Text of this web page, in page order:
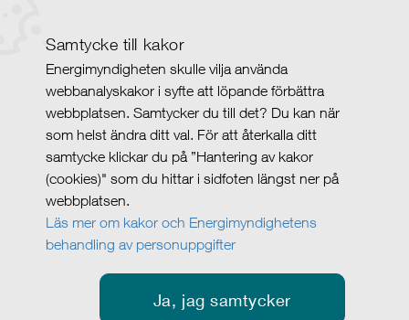
Samtycke till kakor
Energimyndigheten skulle vilja använda
webbanalyskakor i syfte att löpande förbättra
webbplatsen. Samtycker du till det? Du kan när
som helst ändra ditt val. För att återkalla ditt
samtycke klickar du på ”Hantering av kakor
(cookies)" som du hittar i sidfoten längst ner på
webbplatsen.
Läs mer om kakor och Energimyndighetens
behandling av personuppgifter
Ja, jag samtycker